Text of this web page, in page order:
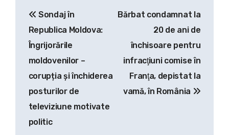
articole
Sondaj în
Republica Moldova:
Îngrijorările
moldovenilor –
corupția și închiderea
posturilor de
televiziune motivate
politic
Bărbat condamnat la
20 de ani de
închisoare pentru
infracţiuni comise în
Franţa, depistat la
vamă, în România